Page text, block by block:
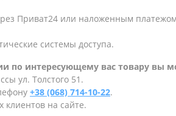
Приват24 или наложенным
системы доступа.
по интересующему вас товару вы
ул. Толстого 51.
+38 (068) 714-10-22.
клиентов на сайте.